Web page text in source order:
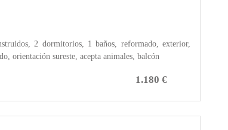
2 dormitorios, 1 baños, reformado, exterior,
orientación sureste, acepta animales, balcón
1.180 €